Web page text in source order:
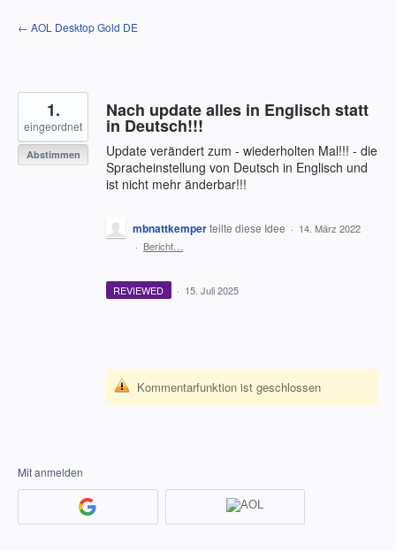
Zum
Inhalt
← AOL Desktop Gold DE
Nach update alles in Englisch statt
in Deutsch!!!
Update verändert zum - wiederholten Mal!!! - die
Spracheinstellung von Deutsch in Englisch und
ist nicht mehr änderbar!!!
1.
eingeordnet
Abstimmen
mbnattkemperteilte diese Idee · 14. März 2022
· Bericht…
REVIEWED · 15. Juli 2025
Kommentarfunktion ist geschlossen
Mit anmelden